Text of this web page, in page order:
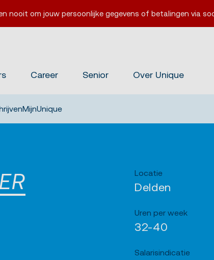
nooit om jouw persoonlijke gegevens of betalingen via
Career Senior Over Unique
MijnUnique
Locatie
Delden
Uren per week
32-40
Salarisindicatie